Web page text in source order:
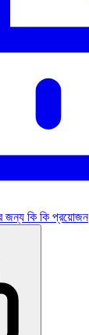
জন্য কি কি প্রয়োজন